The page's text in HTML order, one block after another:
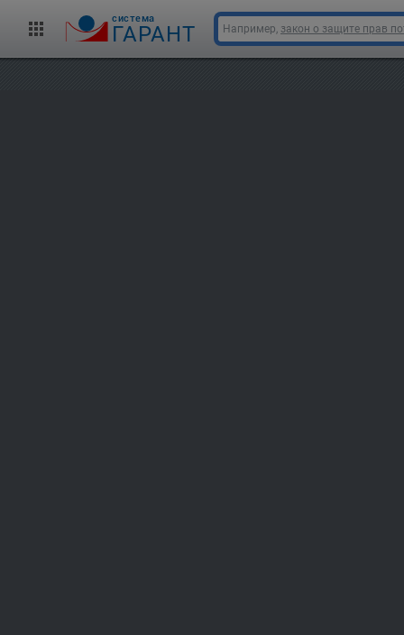
cистема
ГАРАНТ Например, закон о защите прав